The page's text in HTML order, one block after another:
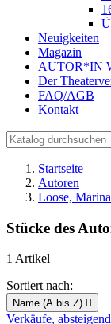
Neuigkeiten
Magazin
AUTOR*IN
Der
FAQ/AGB
Kontakt
Startseite
Autoren
Loose, Marina
Stücke des
1 Artikel
Sortiert nach:
Name (A bis Z) 
Verkäufe,